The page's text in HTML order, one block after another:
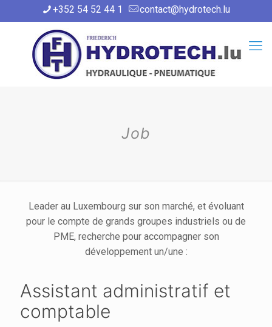
+352 54 52 44 1 contact@hydrotech.lu
Job
Leader au Luxembourg sur son marché, et évoluant
pour le compte de grands groupes industriels ou de
PME, recherche pour accompagner son
développement un/une :
Assistant administratif et
comptable